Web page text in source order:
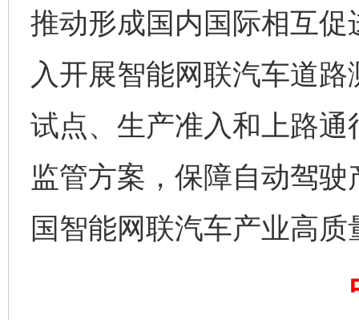
推动形成国内国际相互
入开展智能网联汽车道路
试点、生产准入和上路
监管方案，保障自动驾
国智能网联汽车产业高质
完善运行机制助力责任有效落实 一纸欠